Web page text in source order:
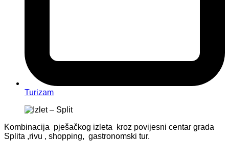
Turizam
Kombinacija pješačkog izleta kroz povijesni centar grada
Splita ,rivu , shopping, gastronomski tur.